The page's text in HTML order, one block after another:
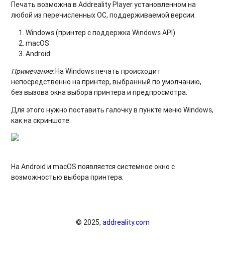
SSSP10?
Печать возможна в Addreality Player установленном на
любой из перечисленных ОС, поддерживаемой версии:
Windows (принтер с поддержка Windows API)
macOS
Android
Примечание:На Windows печать происходит
непосредственно на принтер, выбранный по умолчанию,
без вызова окна выбора принтера и предпросмотра.
Для этого нужно поставить галочку в пункте меню Windows,
как на скриншоте:
На Android и macOS появляется системное окно с
возможностью выбора принтера.
© 2025, addreality.com